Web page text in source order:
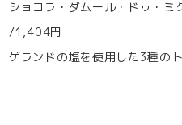
ショコラ・ダムール・ドゥ・ミ
/1,404円
ゲランドの塩を使用した3種のト